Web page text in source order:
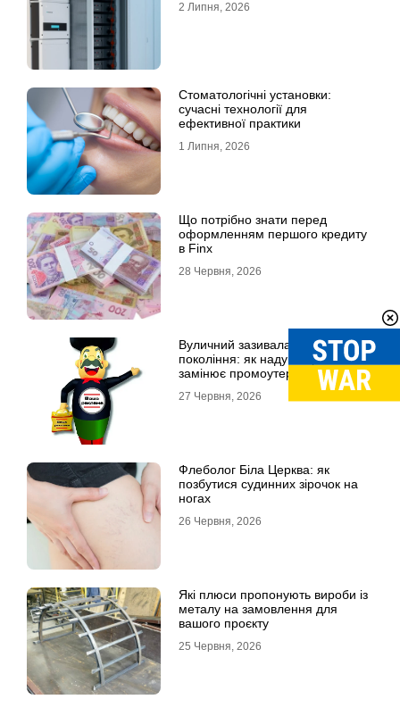
2 Липня, 2026
Стоматологічні установки:
сучасні технології для
ефективної практики
1 Липня, 2026
Що потрібно знати перед
оформленням першого кредиту
в Finx
28 Червня, 2026
Вуличний зазивала нового
покоління: як надувна реклама
замінює промоутерів і знижує
27 Червня, 2026
Флеболог Біла Церква: як
позбутися судинних зірочок на
ногах
26 Червня, 2026
Які плюси пропонують вироби із
металу на замовлення для
вашого проєкту
25 Червня, 2026